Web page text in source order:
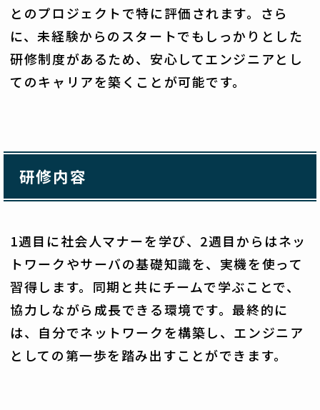
とのプロジェクトで特に評価されます。さら
に、未経験からのスタートでもしっかりとした
研修制度があるため、安心してエンジニアとし
てのキャリアを築くことが可能です。
研修内容
1週目に社会人マナーを学び、2週目からはネッ
トワークやサーバの基礎知識を、実機を使って
習得します。同期と共にチームで学ぶことで、
協力しながら成長できる環境です。最終的に
は、自分でネットワークを構築し、エンジニア
としての第一歩を踏み出すことができます。